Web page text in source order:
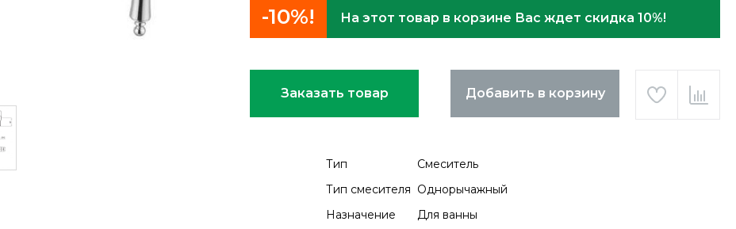
-10%! На этот товар в корзине Вас ждет скидка 10%!
Заказать товар Добавить в корзину
Тип
Смеситель
Тип смесителя Однорычажный
Назначение
Для ванны